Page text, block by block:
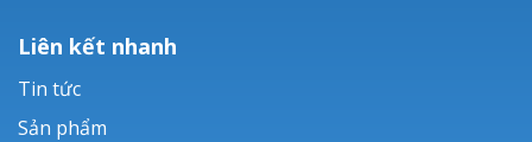
Liên kết nhanh
Tin tức
Sản phẩm